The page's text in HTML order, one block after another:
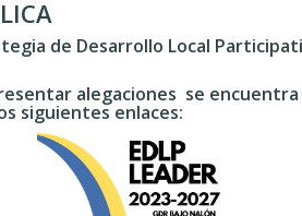
de Desarrollo Local
alegaciones se
siguientes enlaces: